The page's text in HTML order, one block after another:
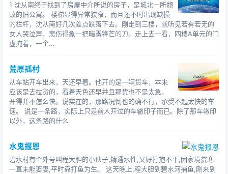
1 沈从南终于找到了房屋中介所说的房子，是城北一所颓
败的旧公寓。 楼梯显得异常狭窄，而且还不时出现缺损
的栏杆，沈从南好几次差点跌落下去。刚走到三楼，就听见若有若无的
女人哭泣声，悲伤得象一把暗露锋芒的刀。走上去一看，四楼A单元的门
虚掩着，一个...
荒原孤村
从车站开车出来，天还早着。他开的是一辆货车，本来
应该是去拉货的，看着天色还早并且那货也不是太急，
开得并不怎么快。说实在的，那路况倒也的确不行，承受不起太快的车
速。 说是一条路，实际上只是前人开过的车辙印子而已。除了那车辙印
以外，这条路的什么
水鬼报恩
碧水村有个外号叫程大胆的小伙子,精通水性,又好打抱不平,因家境贫寒
一直未能娶妻,平时靠打鱼为生。 这天晚上,程大胆到碧水河捕鱼,刚来到